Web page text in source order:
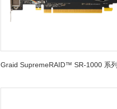
Graid SupremeRAID™ SR-1000 系列